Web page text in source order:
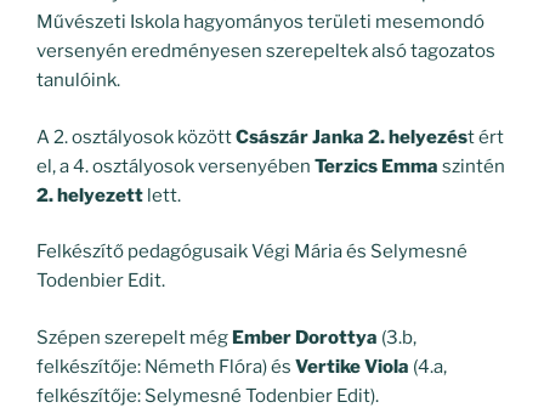
Művészeti Iskola hagyományos területi mesemondó
versenyén eredményesen szerepeltek alsó tagozatos
tanulóink.
A 2. osztályosok közöttCsászár Janka 2. helyezést ért
el, a 4. osztályosok versenyében Terzics Emma szintén
2. helyezett lett.
Felkészítő pedagógusaik Végi Mária és Selymesné
Todenbier Edit.
Szépen szerepelt még Ember Dorottya (3.b,
felkészítője: Németh Flóra) és Vertike Viola (4.a,
felkészítője: Selymesné Todenbier Edit).